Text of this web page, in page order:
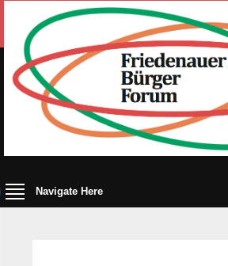
Navigate Here